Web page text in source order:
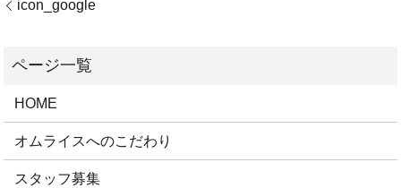
icon_google
HOME
オムライスへのこだわり
スタッフ募集